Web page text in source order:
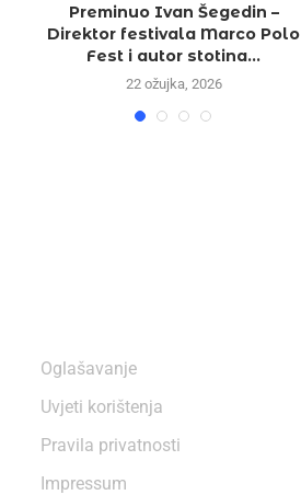
Preminuo Ivan Šegedin –
Direktor festivala Marco Polo
Fest i autor stotina...
22 ožujka, 2026
Oglašavanje
Uvjeti korištenja
Pravila privatnosti
Impressum